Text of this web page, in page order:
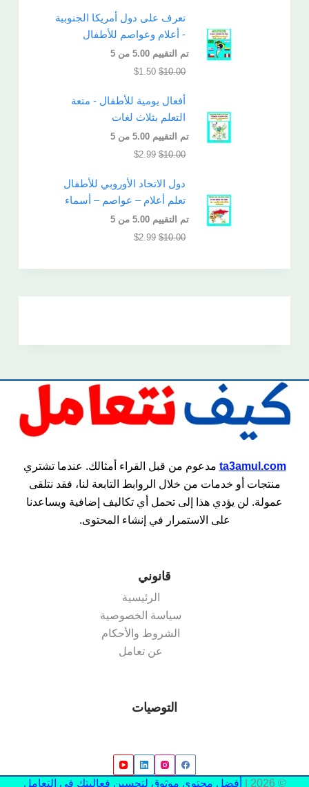
تعرف على دول أمريكا الجنوبية
- أعلام وعواصم للأطفال
تم التقييم 5.00من 5
$10.00
$1.50
أفعال يومية للأطفال - متعة
التعلم بثلاث لغات
تم التقييم 5.00من 5
$10.00
$2.99
دول الاتحاد الأوروبي للأطفال
تعلم أعلام – عواصم – أسماء
تم التقييم 5.00من 5
$10.00
$2.99
ta3amul.com مدعوم من قبل القراء أمثالك. عندما تشتري
منتجات أو خدمات من خلال الروابط التابعة لنا، فقد نتلقى
عمولة. لن يؤدي هذا إلى تحمل أي تكاليف إضافية ويساعدنا
على الاستمرار في إنشاء المحتوى.
قانوني
الرئيسية
سياسة الخصوصية
الشروط والأحكام
عن تعامل
التوصيات
© 2026 | أفضل محتوى موثوق لتحسين فعاليتك في التعامل